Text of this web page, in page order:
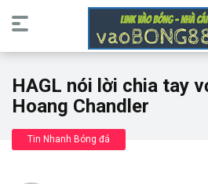
HAGL nói lời chia tay
Hoang Chandler
Tin Nhanh Bóng đá